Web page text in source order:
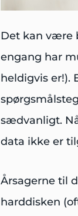
Det kan være
engang har
heldigvis er!).
sædvanligt.
data ikke er
Årsagerne til
harddisken